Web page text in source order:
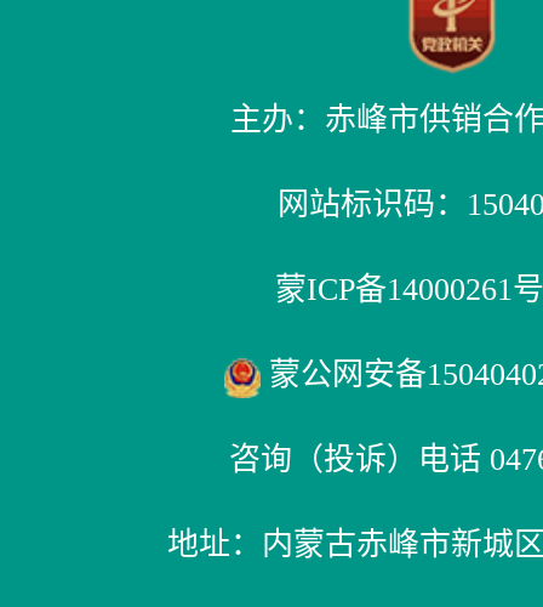
主办：赤峰市供销合
网站标识码：
蒙ICP备14000261
蒙公网安备
咨询（投诉）电话
地址：内蒙古赤峰市新城